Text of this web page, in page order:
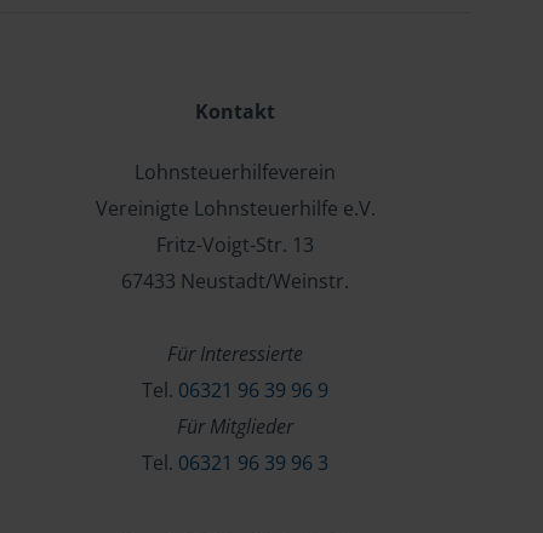
Kontakt
Lohnsteuerhilfeverein
Vereinigte Lohnsteuerhilfe e.V.
Fritz-Voigt-Str. 13
67433 Neustadt/Weinstr.
Für Interessierte
Tel. 06321 96 39 96 9
Für Mitglieder
Tel. 06321 96 39 96 3